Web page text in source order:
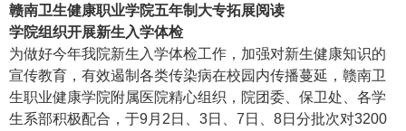
赣南卫生健康职业学院五年制大专拓展阅读
学院组织开展新生入学体检
为做好今年我院新生入学体检工作，加强对新生健康知识的
宣传教育，有效遏制各类传染病在校园内传播蔓延，赣南卫
生职业健康学院附属医院精心组织，院团委、保卫处、各学
生系部积极配合，于9月2日、3日、7日、8日分批次对3200